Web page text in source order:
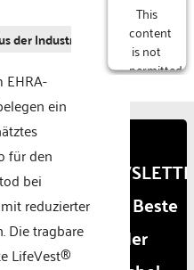
der Industrie
EHRA-
ein
für den
bei
reduzierter
Die tragbare
LifeVest®
This
content
is not
permitted
due to
that
are
not
disclosed
to the
- Das Beste
aus der